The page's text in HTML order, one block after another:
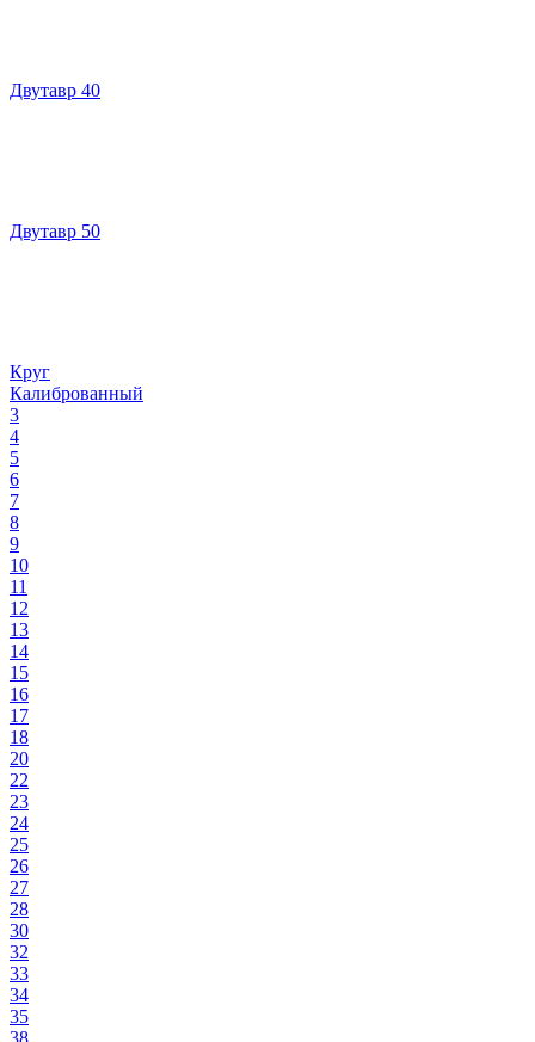
Двутавр 40
Двутавр 50
Круг
Калиброванный
3
4
5
6
7
8
9
10
11
12
13
14
15
16
17
18
20
22
23
24
25
26
27
28
30
32
33
34
35
38